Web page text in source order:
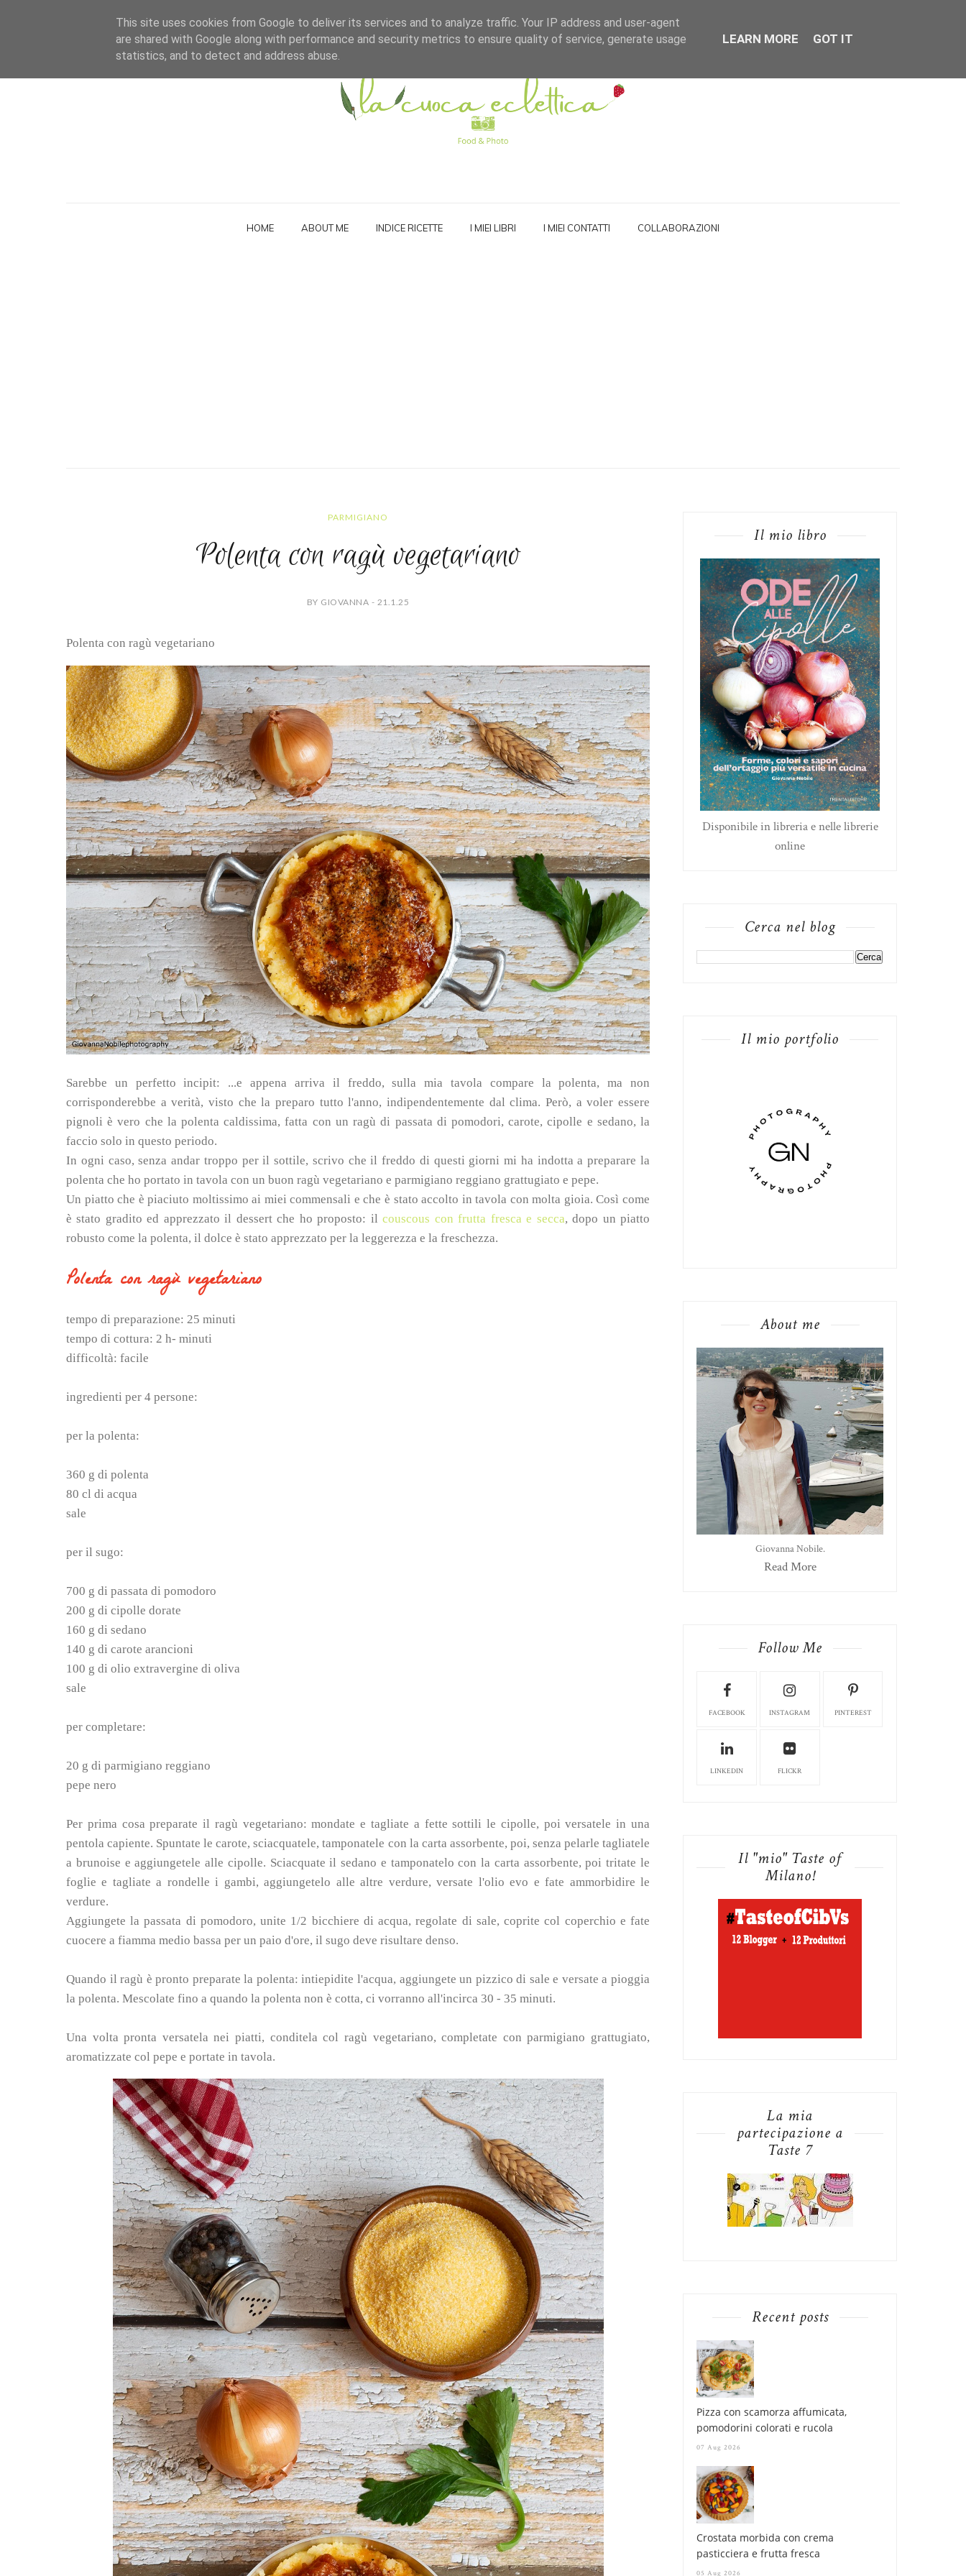
HOME ABOUT ME INDICE RICETTE I MIEI LIBRI I MIEI CONTATTI COLLABORAZIONI
PARMIGIANO
Polenta con ragù vegetariano
BY GIOVANNA - 21.1.25
Polenta con ragù vegetariano
Sarebbe un perfetto incipit: ...e appena arriva il freddo, sulla mia tavola compare la polenta, ma non
corrisponderebbe a verità, visto che la preparo tutto l'anno, indipendentemente dal clima. Però, a voler essere
pignoli è vero che la polenta caldissima, fatta con un ragù di passata di pomodori, carote, cipolle e sedano, la
faccio solo in questo periodo.
In ogni caso, senza andar troppo per il sottile, scrivo che il freddo di questi giorni mi ha indotta a preparare la
polenta che ho portato in tavola con un buon ragù vegetariano e parmigiano reggiano grattugiato e pepe.
Un piatto che è piaciuto moltissimo ai miei commensali e che è stato accolto in tavola con molta gioia. Così come
è stato gradito ed apprezzato il dessert che ho proposto: ilcouscous con frutta fresca e secca, dopo un piatto
robusto come la polenta, il dolce è stato apprezzato per la leggerezza e la freschezza.
Polenta con ragù vegetariano
tempo di preparazione: 25 minuti
tempo di cottura: 2 h- minuti
difficoltà: facile
ingredienti per 4 persone:
per la polenta:
360 g di polenta
80 cl di acqua
sale
per il sugo:
700 g di passata di pomodoro
200 g di cipolle dorate
160 g di sedano
140 g di carote arancioni
100 g di olio extravergine di oliva
sale
per completare:
20 g di parmigiano reggiano
pepe nero
Per prima cosa preparate il ragù vegetariano: mondate e tagliate a fette sottili le cipolle, poi versatele in una
pentola capiente. Spuntate le carote, sciacquatele, tamponatele con la carta assorbente, poi, senza pelarle tagliatele
a brunoise e aggiungetele alle cipolle. Sciacquate il sedano e tamponatelo con la carta assorbente, poi tritate le
foglie e tagliate a rondelle i gambi, aggiungetelo alle altre verdure, versate l'olio evo e fate ammorbidire le
verdure.
Aggiungete la passata di pomodoro, unite 1/2 bicchiere di acqua, regolate di sale, coprite col coperchio e fate
cuocere a fiamma medio bassa per un paio d'ore, il sugo deve risultare denso.
Quando il ragù è pronto preparate la polenta: intiepidite l'acqua, aggiungete un pizzico di sale e versate a pioggia
la polenta. Mescolate fino a quando la polenta non è cotta, ci vorranno all'incirca 30 - 35 minuti.
Una volta pronta versatela nei piatti, conditela col ragù vegetariano, completate con parmigiano grattugiato,
aromatizzate col pepe e portate in tavola.
Il mio libro
Disponibile in libreria e nelle librerie
online
Cerca nel blog
Il mio portfolio
About me
Giovanna Nobile.
Read More
Follow Me
FACEBOOK INSTAGRAM PINTEREST
LINKEDIN FLICKR
Il "mio" Taste of
Milano!
La mia
partecipazione a
Taste 7
Recent posts
Pizza con scamorza affumicata,
pomodorini colorati e rucola
07 Aug 2026
Crostata morbida con crema
pasticciera e frutta fresca
05 Aug 2026
This site uses cookies from Google to deliver its services and to analyze traffic. Your IP address and user-agent
are shared with Google along with performance and security metrics to ensure quality of service, generate usage
statistics, and to detect and address abuse.
LEARN MORE GOT IT